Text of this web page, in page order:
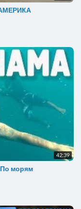
АМЕРИКА
42:39
морям